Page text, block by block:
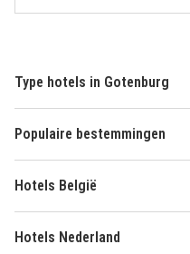
Type hotels in Gotenburg
Populaire bestemmingen
Hotels België
Hotels Nederland